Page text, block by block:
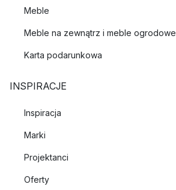
Meble
Meble na zewnątrz i meble ogrodowe
Karta podarunkowa
INSPIRACJE
Inspiracja
Marki
Projektanci
Oferty